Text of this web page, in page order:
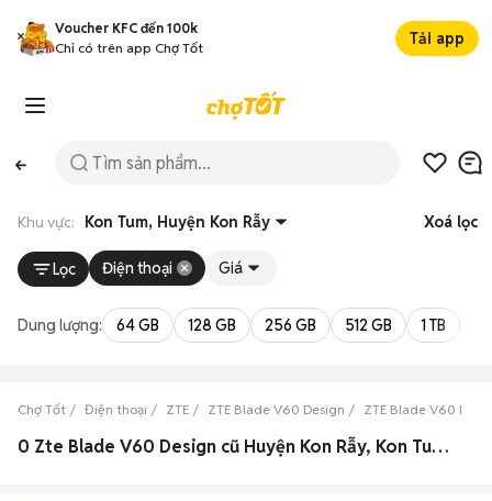
Voucher KFC đến 100k
Chỉ có trên app Chợ Tốt
Tải app
Khu vực: Kon Tum, Huyện Kon Rẫy Xoá lọc
Lọc Điện thoại Giá
Dung lượng: 64 GB 128 GB 256 GB 512 GB 1 TB
Chợ Tốt Điện thoại ZTE ZTE Blade V60 Design ZTE Blade V60
0 Zte Blade V60 Design cũ Huyện Kon Rẫy, Kon Tum đẹp